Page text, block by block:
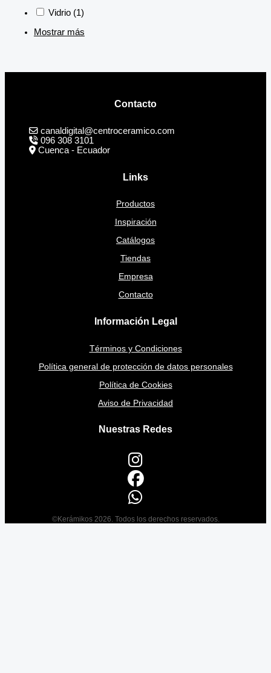
Vidrio (1)
Mostrar más
Contacto
canaldigital@centroceramico.com
096 308 3101
Cuenca - Ecuador
Links
Productos
Inspiración
Catálogos
Tiendas
Empresa
Contacto
Información Legal
Términos y Condiciones
Política general de protección de datos personales
Política de Cookies
Aviso de Privacidad
Nuestras Redes
©Kerámikos 2026. Todos los derechos reservados.